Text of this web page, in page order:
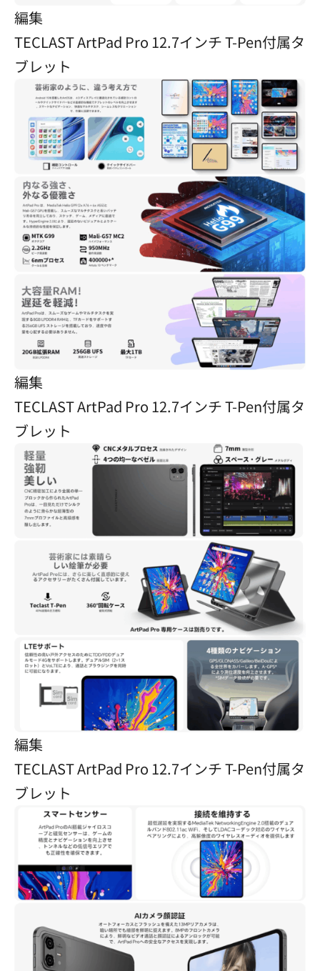
編集
TECLAST ArtPad Pro 12.7インチ T-Pen付属タ
ブレット
編集
TECLAST ArtPad Pro 12.7インチ T-Pen付属タ
ブレット
編集
TECLAST ArtPad Pro 12.7インチ T-Pen付属タ
ブレット